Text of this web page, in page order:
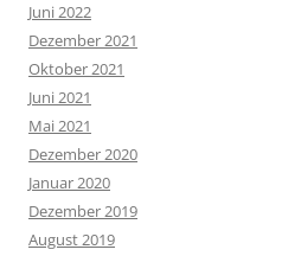
Juni 2022
Dezember 2021
Oktober 2021
Juni 2021
Mai 2021
Dezember 2020
Januar 2020
Dezember 2019
August 2019